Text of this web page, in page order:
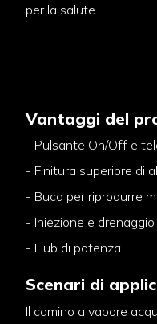
per la salute.
Vantaggi del
- Pulsante On/Off e
- Finitura superiore di
- Buca per riprodurre
- Iniezione e drenaggio
- Hub di potenza
Scenari di
Il camino a vapore